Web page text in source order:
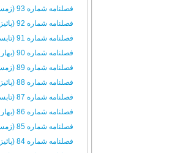
فصلنامه شماره 93 (زمستان 1404)
فصلنامه شماره 92 (پائیز 1404)
فصلنامه شماره 91 (تابستان 1404)
فصلنامه شماره 90 (بهار 1404)
فصلنامه شماره 89 (زمستان 1403)
فصلنامه شماره 88 (پائیز 1403)
فصلنامه شماره 87 (تابستان 1403)
فصلنامه شماره 86 (بهار 1403)
فصلنامه شماره 85 (زمستان 1402)
فصلنامه شماره 84 (پائیز 1402)